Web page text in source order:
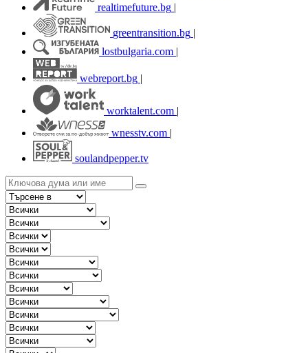
realtimefuture.bg |
greentransition.bg |
lostbulgaria.com |
webreport.bg |
worktalent.com |
wnesstv.com |
soulandpepper.tv